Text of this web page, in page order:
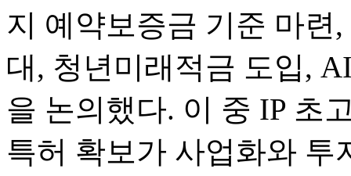
지 예약보증금 기준 마련
대, 청년미래적금 도입,
을 논의했다. 이 중 IP 초
특허 확보가 사업화와 투